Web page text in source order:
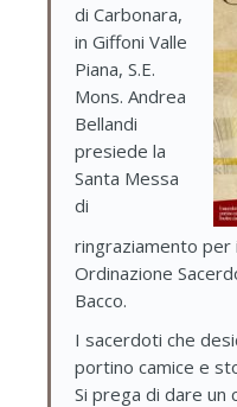
di Carbonara,
in Giffoni Valle
Piana, S.E.
Mons. Andrea
Bellandi
presiede la
Santa Messa
di
ringraziamento per
Ordinazione
Bacco.
I sacerdoti che
portino camice e
Si prega di dare un